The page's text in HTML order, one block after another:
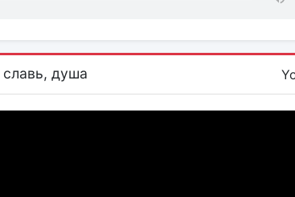
душа